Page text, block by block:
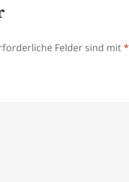
Felder sind mit*